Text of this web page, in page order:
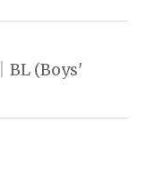
BL (Boys'